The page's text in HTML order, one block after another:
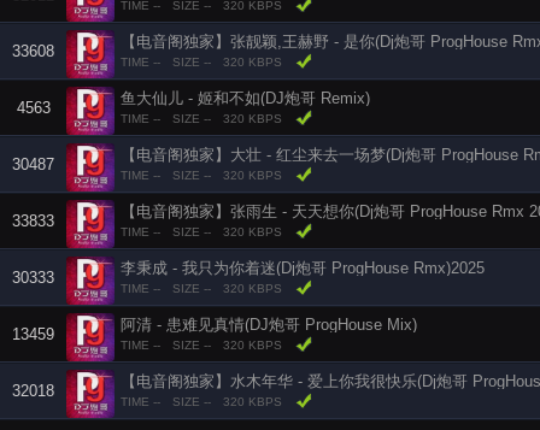
TIME -- SIZE -- 320 KBPS
33608
【电音阁独家】张靓颖,王赫野 - 是你(Dj炮哥 ProgHouse
TIME -- SIZE -- 320 KBPS
4563
鱼大仙儿 - 姬和不如(DJ炮哥 Remix)
TIME -- SIZE -- 320 KBPS
30487
【电音阁独家】大壮 - 红尘来去一场梦(Dj炮哥 ProgHouse
TIME -- SIZE -- 320 KBPS
33833
【电音阁独家】张雨生 - 天天想你(Dj炮哥 ProgHouse Rmx
TIME -- SIZE -- 320 KBPS
30333
李秉成 - 我只为你着迷(Dj炮哥 ProgHouse Rmx)2025
TIME -- SIZE -- 320 KBPS
13459
阿清 - 患难见真情(DJ炮哥 ProgHouse Mix)
TIME -- SIZE -- 320 KBPS
32018
【电音阁独家】水木年华 - 爱上你我很快乐(Dj炮哥
TIME -- SIZE -- 320 KBPS